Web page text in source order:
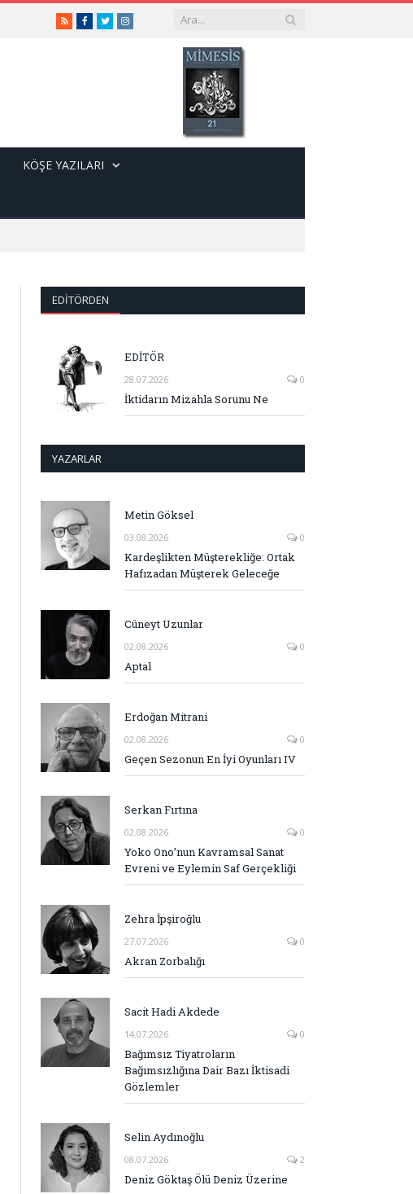
RSSFacebook
TwitterInstagram
KÖŞE YAZILARI
EDITÖRDEN
EDİTÖR
28.07.2026 0
İktidarın Mizahla Sorunu Ne
YAZARLAR
Metin Göksel
03.08.2026 0
Kardeşlikten Müşterekliğe: Ortak
Hafızadan Müşterek Geleceğe
Cüneyt Uzunlar
02.08.2026 0
Aptal
Erdoğan Mitrani
02.08.2026 0
Geçen Sezonun En İyi Oyunları IV
Serkan Fırtına
02.08.2026 0
Yoko Ono’nun Kavramsal Sanat
Evreni ve Eylemin Saf Gerçekliği
Zehra İpşiroğlu
27.07.2026 0
Akran Zorbalığı
Sacit Hadi Akdede
14.07.2026 0
Bağımsız Tiyatroların
Bağımsızlığına Dair Bazı İktisadi
Gözlemler
Selin Aydınoğlu
08.07.2026 2
Deniz Göktaş Ölü Deniz Üzerine